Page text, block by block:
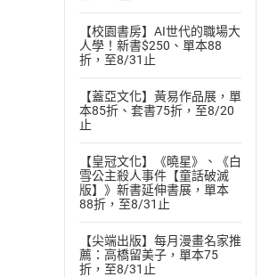
【校園書房】AI世代的職場大
人學！新書$250、單本88
折，至8/31止
【蓋亞文化】黃易作品展，單
本85折、套書75折，至8/20
止
【皇冠文化】《曉星》、《白
雪公主殺人事件【童話破滅
版】》新書延伸書展，單本
88折，至8/31止
【尖端出版】每月漫畫名家推
薦：高橋留美子，單本75
折，至8/31止